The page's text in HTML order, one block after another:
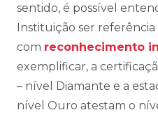
sentido, é possível
Instituição ser
com reconhecimento
exemplificar, a
– nível Diamante e a
nível Ouro atestam o